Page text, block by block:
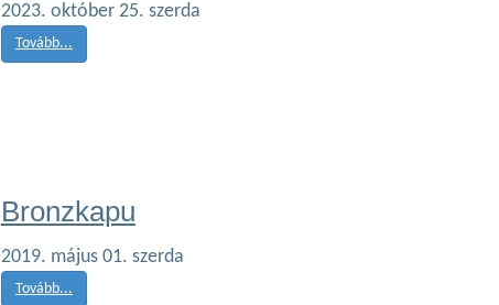
2023. október 25. szerda
Tovább...
Bronzkapu
2019. május 01. szerda
Tovább...